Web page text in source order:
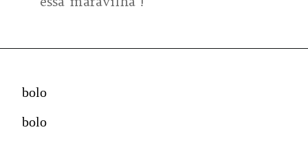
bolo
bolo